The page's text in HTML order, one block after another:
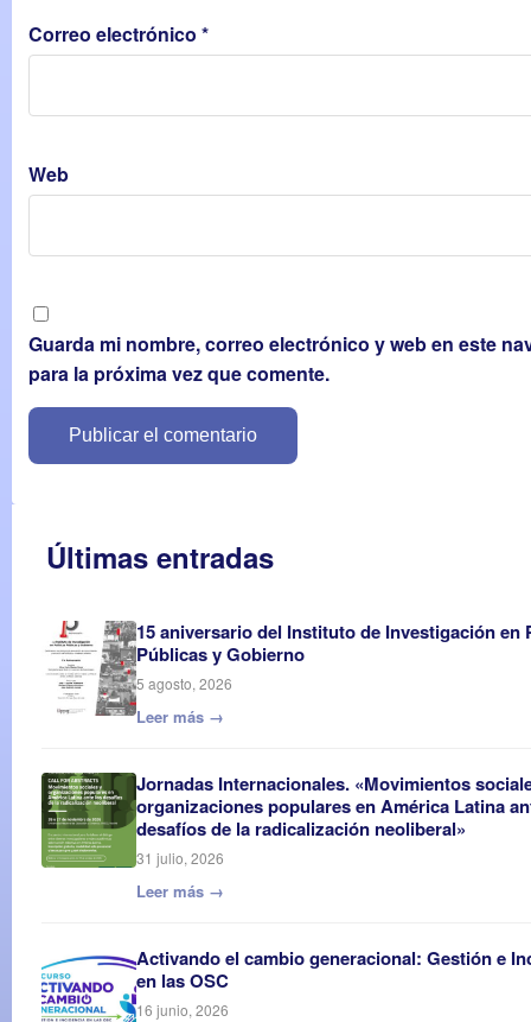
Correo electrónico *
Web
Guarda mi nombre, correo electrónico y web en este
para la próxima vez que comente.
Últimas entradas
15 aniversario del Instituto de Investigación en
Públicas y Gobierno
5 agosto, 2026
Leer más →
Jornadas Internacionales. «Movimientos
organizaciones populares en América Latina
desafíos de la radicalización neoliberal»
31 julio, 2026
Leer más →
Activando el cambio generacional: Gestión e
en las OSC
16 junio, 2026